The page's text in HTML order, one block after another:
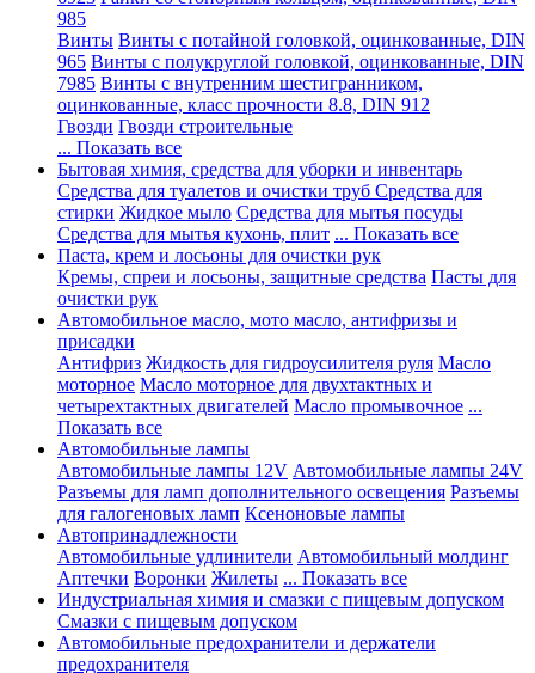
985
Винты Винты с потайной головкой, оцинкованные, DIN
965 Винты с полукруглой головкой, оцинкованные, DIN
7985 Винты с внутренним шестигранником,
оцинкованные, класс прочности 8.8, DIN 912
Гвозди Гвозди строительные
... Показать все
Бытовая химия, средства для уборки и инвентарь
Средства для туалетов и очистки труб Средства для
стирки Жидкое мыло Средства для мытья посуды
Средства для мытья кухонь, плит ... Показать все
Паста, крем и лосьоны для очистки рук
Кремы, спреи и лосьоны, защитные средства Пасты для
очистки рук
Автомобильное масло, мото масло, антифризы и
присадки
Антифриз Жидкость для гидроусилителя руля Масло
моторное Масло моторное для двухтактных и
четырехтактных двигателей Масло промывочное ...
Показать все
Автомобильные лампы
Автомобильные лампы 12V Автомобильные лампы 24V
Разъемы для ламп дополнительного освещения Разъемы
для галогеновых ламп Ксеноновые лампы
Автопринадлежности
Автомобильные удлинители Автомобильный молдинг
Аптечки Воронки Жилеты ... Показать все
Индустриальная химия и смазки с пищевым допуском
Смазки с пищевым допуском
Автомобильные предохранители и держатели
предохранителя